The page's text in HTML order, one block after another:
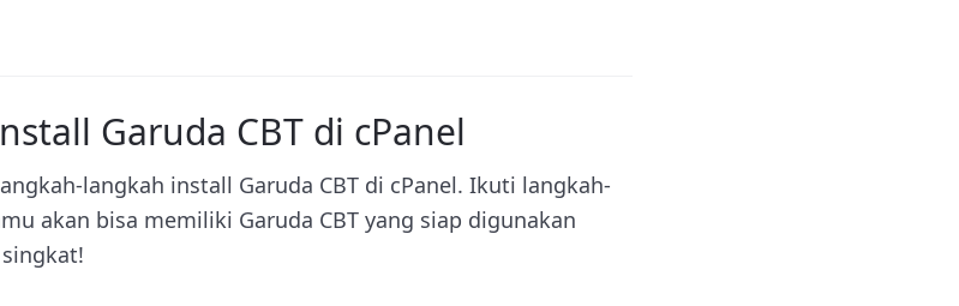
Garuda CBT di cPanel
langkah install Garuda CBT di cPanel. Ikuti langkah-
akan bisa memiliki Garuda CBT yang siap digunakan